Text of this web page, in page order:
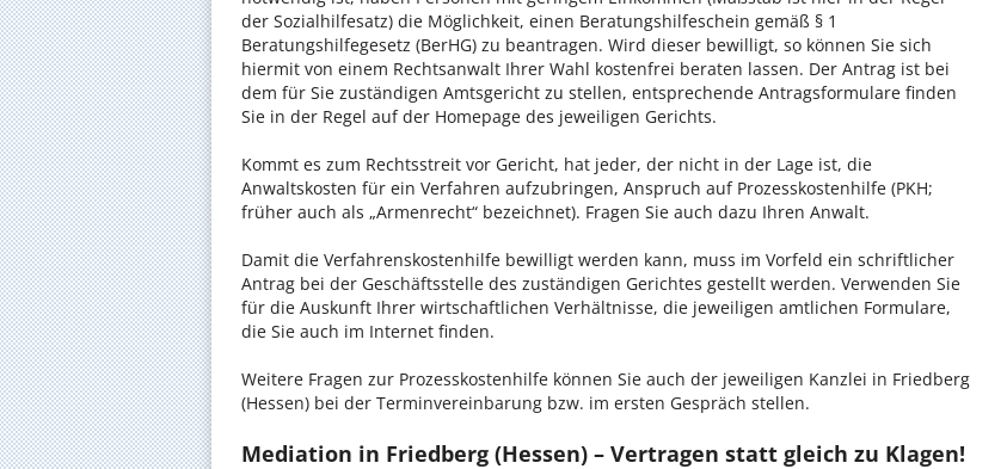
der Sozialhilfesatz) die Möglichkeit, einen Beratungshilfeschein gemäß § 1
Beratungshilfegesetz (BerHG) zu beantragen. Wird dieser bewilligt, so können Sie sich
hiermit von einem Rechtsanwalt Ihrer Wahl kostenfrei beraten lassen. Der Antrag ist bei
dem für Sie zuständigen Amtsgericht zu stellen, entsprechende Antragsformulare finden
Sie in der Regel auf der Homepage des jeweiligen Gerichts.
Kommt es zum Rechtsstreit vor Gericht, hat jeder, der nicht in der Lage ist, die
Anwaltskosten für ein Verfahren aufzubringen, Anspruch auf Prozesskostenhilfe (PKH;
früher auch als „Armenrecht“ bezeichnet). Fragen Sie auch dazu Ihren Anwalt.
Damit die Verfahrenskostenhilfe bewilligt werden kann, muss im Vorfeld ein schriftlicher
Antrag bei der Geschäftsstelle des zuständigen Gerichtes gestellt werden. Verwenden Sie
für die Auskunft Ihrer wirtschaftlichen Verhältnisse, die jeweiligen amtlichen Formulare,
die Sie auch im Internet finden.
Weitere Fragen zur Prozesskostenhilfe können Sie auch der jeweiligen Kanzlei in Friedberg
(Hessen) bei der Terminvereinbarung bzw. im ersten Gespräch stellen.
Mediation in Friedberg (Hessen) – Vertragen statt gleich zu Klagen!